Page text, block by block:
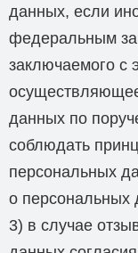
данных, если
федеральным
заключаемого с
данных по
соблюдать
персональных
о персональных
3) в случае